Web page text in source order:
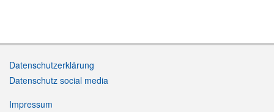
Datenschutzerklärung
Datenschutz social media
Impressum